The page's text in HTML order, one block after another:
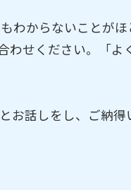
わからないことが
わせください。「
お話しをし、ご納